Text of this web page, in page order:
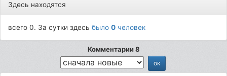
Здесь находятся
всего 0. За сутки здесьбыло0 человек
Комментарии 8